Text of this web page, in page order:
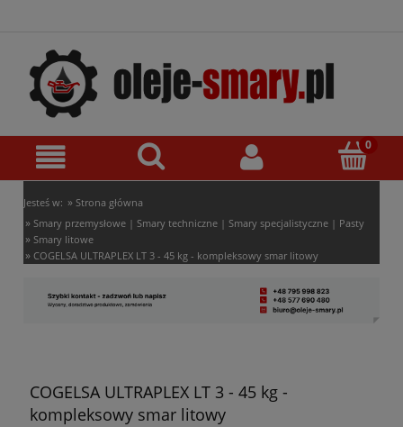
Jesteś w: » Strona główna
» Smary przemysłowe | Smary techniczne | Smary specjalistyczne | Pasty
» Smary litowe
» COGELSA ULTRAPLEX LT 3 - 45 kg - kompleksowy smar litowy
COGELSA ULTRAPLEX LT 3 - 45 kg -
kompleksowy smar litowy